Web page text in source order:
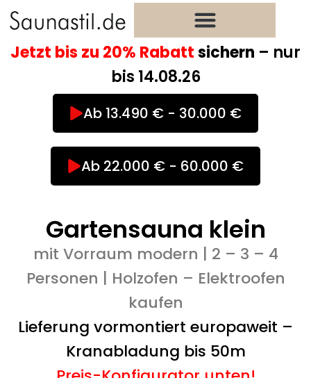
Zum
Inhalt
springen
Jetzt bis zu 20% Rabattsichern – nur
bis 14.08.26
Ab 13.490 € - 30.000 €
Ab 22.000 € - 60.000 €
Gartensauna klein
mit Vorraum modern | 2 – 3 – 4
Personen | Holzofen – Elektroofen
kaufen
Lieferung vormontiert europaweit –
Kranabladung bis 50m